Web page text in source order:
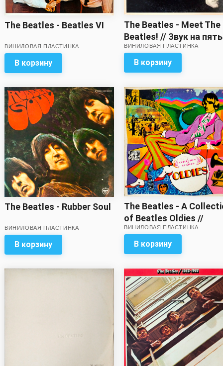
The Beatles - Beatles VI
ВИНИЛОВАЯ ПЛАСТИНКА
В корзину
The Beatles - Meet The
Beatles! // Звук на
минусом!
ВИНИЛОВАЯ ПЛАСТИНКА
В корзину
The Beatles - Rubber Soul
ВИНИЛОВАЯ ПЛАСТИНКА
В корзину
The Beatles - A
of Beatles Oldies //
Вкладка с
в комплекте!
ВИНИЛОВАЯ ПЛАСТИНКА
В корзину